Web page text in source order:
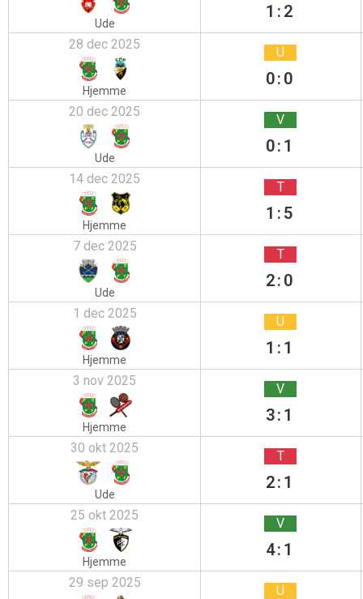
Ude
1:2
28 dec 2025
Hjemme
U
0:0
20 dec 2025
Ude
V
0:1
14 dec 2025
Hjemme
T
1:5
7 dec 2025
Ude
T
2:0
1 dec 2025
Hjemme
U
1:1
3 nov 2025
Hjemme
V
3:1
30 okt 2025
Ude
T
2:1
25 okt 2025
Hjemme
V
4:1
29 sep 2025 U